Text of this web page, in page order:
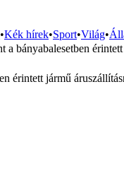
•Kék hírek•Sport•Világ•
bányabalesetben
érintett jármű